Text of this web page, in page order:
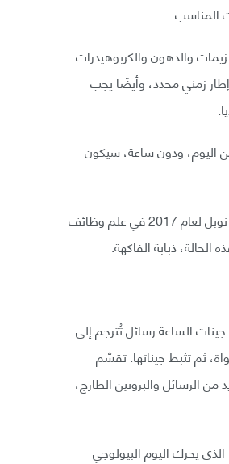
المناسب.
والدهون والكربوهيدرات
زمني محدد، وأيضًا يجب
اليوم، ودون ساعة، سيكون
قدّم البحث الرائد الذي أجراه جيفري هول ومايكل روسباش ومايكل يونغ -الحائز على جائزة نوبل لعام 2017 في علم وظائف
ذبابة الفاكهة.
الساعة رسائل تُترجم إلى
ثم تثبط جيناتها. تقسّم
الرسائل والبروتين الطازج،
البروتين وتدهوره، الذي يحرك اليوم البيولوجي